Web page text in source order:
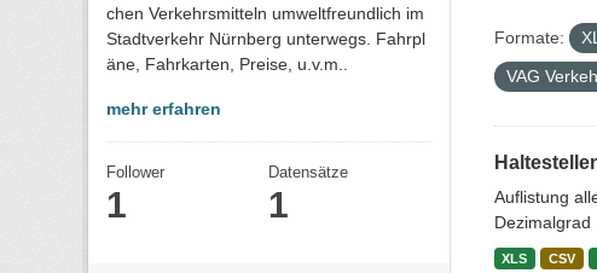
chen Verkehrsmitteln umweltfreundlich im
Stadtverkehr Nürnberg unterwegs. Fahrpl
äne, Fahrkarten, Preise, u.v.m..
mehr erfahren
Follower
1
Datensätze
1
Formate:
VAG
Auflistung
Dezimalgrad
XLS CSV